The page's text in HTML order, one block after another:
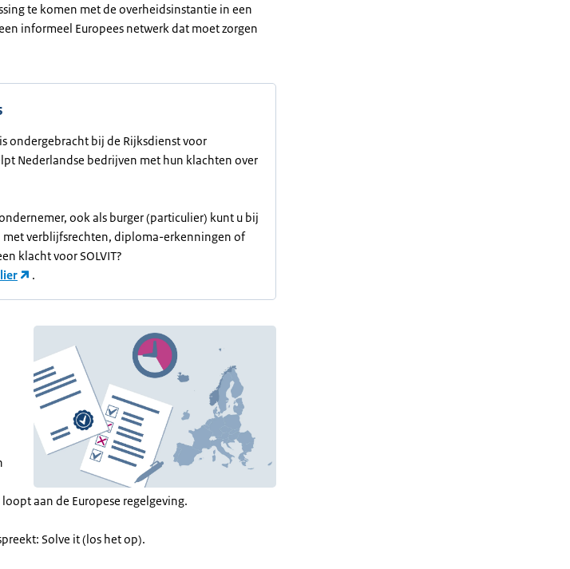
te komen met de overheidsinstantie in een
informeel Europees netwerk dat moet zorgen
ondergebracht bij de Rijksdienst voor
Nederlandse bedrijven met hun klachten over
ook als burger (particulier) kunt u bij
met verblijfsrechten, diploma-erkenningen of
klacht voor SOLVIT?
.
aan de Europese regelgeving.
Solve it (los het op).